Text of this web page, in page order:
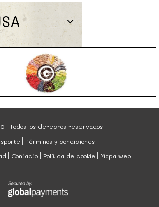
Todos los derechos reservados
Términos y condiciones
Contacto Política de cookie Mapa web